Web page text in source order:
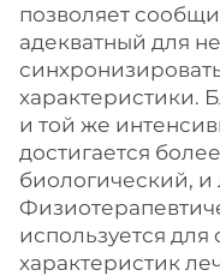
позволяет
адекватный для
характеристики.
и той же
достигается
биологический,
используется для
характеристик